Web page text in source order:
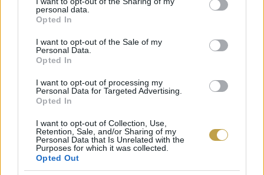
grant or deny consent to Google and its third-party tags to
use your data for below specified purposes in below Google
consent section.
personal data.
Opted In
I want to opt-out of the Sale of my
Personal Data.
Opted In
I want to opt-out of processing my
Personal Data for Targeted Advertising.
Opted In
I want to opt-out of Collection, Use,
Retention, Sale, and/or Sharing of my
Personal Data that Is Unrelated with the
Purposes for which it was collected.
Opted Out
kampány üzeneteivel, ahol látványos videókkal és
ínycsiklandozó receptekkel szeretnék ráirányítani
a figyelmet a halételek sokféleségére.
vásárcsarnokokban is népszerűek a halvásárok –
Vásárcsarnokai Kft. ügyvezető igazgatója.
Hozzátette: a kampányban 7 kóstolási alkalmat
biztosítanak budapesti vásárcsarnokokban,